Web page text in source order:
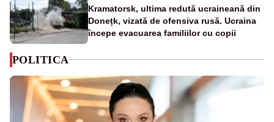
Kramatorsk, ultima redută ucraineană din
Donețk, vizată de ofensiva rusă. Ucraina
începe evacuarea familiilor cu copii
POLITICA